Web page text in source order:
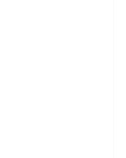
je 5 z 5 hvězdiček.
je 5 z 5 hvězdiček.